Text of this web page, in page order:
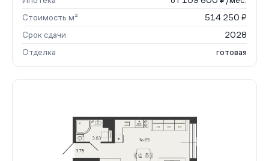
Стоимость м²
514 250 ₽
Срок сдачи
2028
Отделка
готовая